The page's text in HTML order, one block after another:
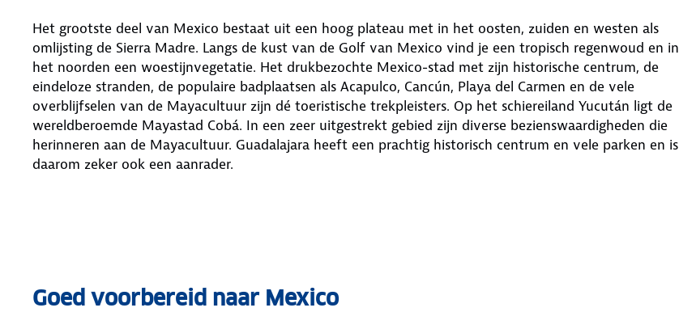
Het grootste deel van Mexico bestaat uit een hoog plateau met in het oosten, zuiden en westen als
omlijsting de Sierra Madre. Langs de kust van de Golf van Mexico vind je een tropisch regenwoud en in
het noorden een woestijnvegetatie. Het drukbezochte Mexico-stad met zijn historische centrum, de
eindeloze stranden, de populaire badplaatsen als Acapulco, Cancún, Playa del Carmen en de vele
overblijfselen van de Mayacultuur zijn dé toeristische trekpleisters. Op het schiereiland Yucután ligt de
wereldberoemde Mayastad Cobá. In een zeer uitgestrekt gebied zijn diverse bezienswaardigheden die
herinneren aan de Mayacultuur. Guadalajara heeft een prachtig historisch centrum en vele parken en is
daarom zeker ook een aanrader.
Goed voorbereid naar Mexico